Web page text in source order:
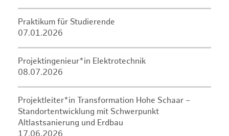
Praktikum für Studierende
07.01.2026
Projektingenieur*in Elektrotechnik
08.07.2026
Projektleiter*in Transformation Hohe Schaar –
Standortentwicklung mit Schwerpunkt
Altlastsanierung und Erdbau